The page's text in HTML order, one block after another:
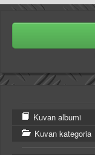
Kuvan albumi
Kuvan kategoria